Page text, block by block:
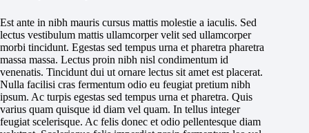
Est ante in nibh mauris cursus mattis molestie a iaculis. Sed
lectus vestibulum mattis ullamcorper velit sed ullamcorper
morbi tincidunt. Egestas sed tempus urna et pharetra pharetra
massa massa. Lectus proin nibh nisl condimentum id
venenatis. Tincidunt dui ut ornare lectus sit amet est placerat.
Nulla facilisi cras fermentum odio eu feugiat pretium nibh
ipsum. Ac turpis egestas sed tempus urna et pharetra. Quis
varius quam quisque id diam vel quam. In tellus integer
feugiat scelerisque. Ac felis donec et odio pellentesque diam